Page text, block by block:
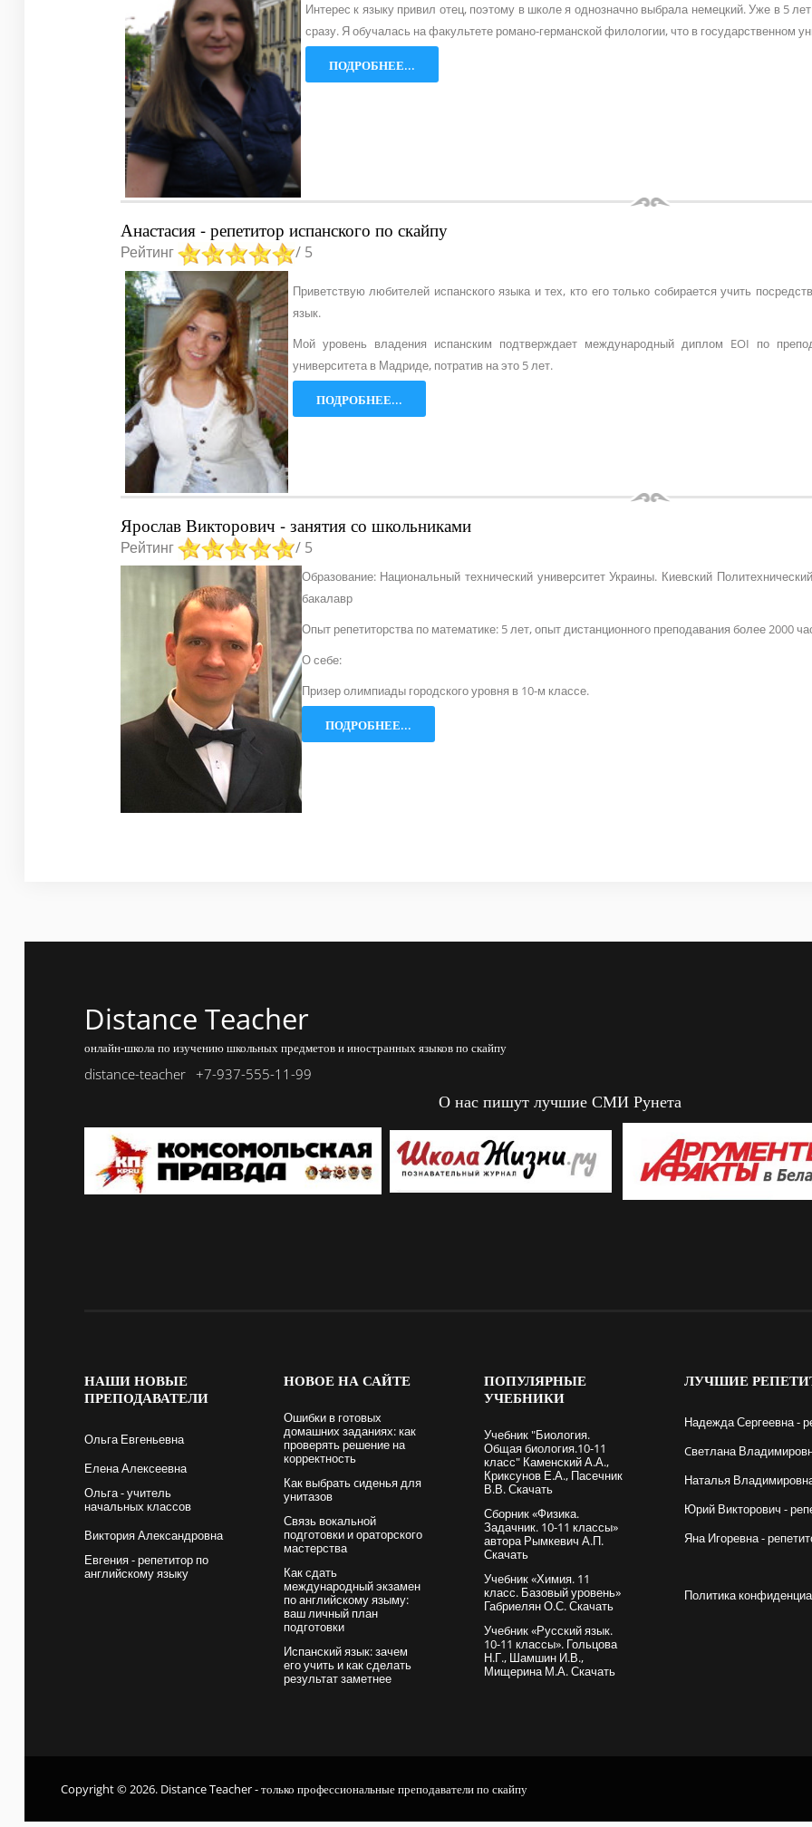
Интерес к языку привил отец, поэтому в школе я однозначно выбрала немецкий. Уже в 5
сразу. Я обучалась на факультете романо-германской филологии, что в государственном
ПОДРОБНЕЕ...
Анастасия - репетитор испанского по скайпу
Рейтинг / 5
Приветствую любителей испанского языка и тех, кто его только собирается учить
язык.
Мой уровень владения испанским подтверждает международный диплом EOI по
университета в Мадриде, потратив на это 5 лет.
ПОДРОБНЕЕ...
Ярослав Викторович - занятия со школьниками
Рейтинг / 5
Образование: Национальный технический университет Украины. Киевский
бакалавр
Опыт репетиторства по математике: 5 лет, опыт дистанционного преподавания более 2000
О себе:
Призер олимпиады городского уровня в 10-м классе.
ПОДРОБНЕЕ...
Distance Teacher
онлайн-школа по изучению школьных предметов и иностранных языков по скайпу
distance-teacher +7-937-555-11-99
О нас пишут лучшие СМИ Рунета
НАШИНОВЫЕ
ПРЕПОДАВАТЕЛИ
Ольга Евгеньевна
Елена Алексеевна
Ольга - учитель
начальных классов
Виктория Александровна
Евгения - репетитор по
английскому языку
НОВОЕНА САЙТЕ
Ошибки в готовых
домашних заданиях: как
проверять решение на
корректность
Как выбрать cиденья для
унитазов
Связь вокальной
подготовки и ораторского
мастерства
Как сдать
международный экзамен
по английскому языму:
ваш личный план
подготовки
Испанский язык: зачем
его учить и как сделать
результат заметнее
ПОПУЛЯРНЫЕ
УЧЕБНИКИ
Учебник "Биология.
Общая биология.10-11
класс" Каменский А.А.,
Криксунов Е.А., Пасечник
В.В. Скачать
Сборник «Физика.
Задачник. 10-11 классы»
автора Рымкевич А.П.
Скачать
Учебник «Химия. 11
класс. Базовый уровень»
Габриелян О.С. Скачать
Учебник «Русский язык.
10-11 классы». Гольцова
Н.Г., Шамшин И.В.,
Мищерина М.А. Скачать
ЛУЧШИЕ
Надежда Сергеевна -
Cветлана
Наталья
Юрий Викторович -
Яна Игоревна -
Политика
Copyright © 2026. Distance Teacher - только профессиональные преподаватели по скайпу